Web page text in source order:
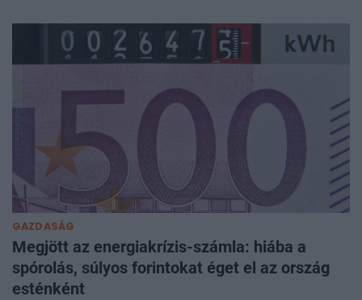
GAZDASÁG
Megjött az energiakrízis-számla: hiába a
spórolás, súlyos forintokat éget el az ország
esténként